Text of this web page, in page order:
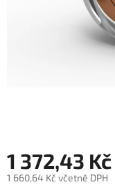
1 372,43 Kč
1 660,64 Kč včetně DPH